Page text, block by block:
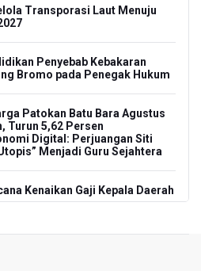
Transporasi Laut Menuju
Penyebab Kebakaran
Bromo pada Penegak Hukum
Patokan Batu Bara Agustus
Turun 5,62 Persen
Digital: Perjuangan Siti
Menjadi Guru Sejahtera
Kenaikan Gaji Kepala Daerah